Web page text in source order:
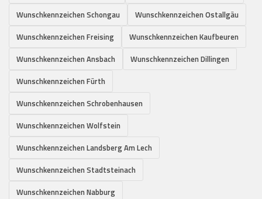
Wunschkennzeichen Schongau
Wunschkennzeichen Ostallgäu
Wunschkennzeichen Freising
Wunschkennzeichen Kaufbeuren
Wunschkennzeichen Ansbach
Wunschkennzeichen Dillingen
Wunschkennzeichen Fürth
Wunschkennzeichen Schrobenhausen
Wunschkennzeichen Wolfstein
Wunschkennzeichen Landsberg Am Lech
Wunschkennzeichen Stadtsteinach
Wunschkennzeichen Nabburg